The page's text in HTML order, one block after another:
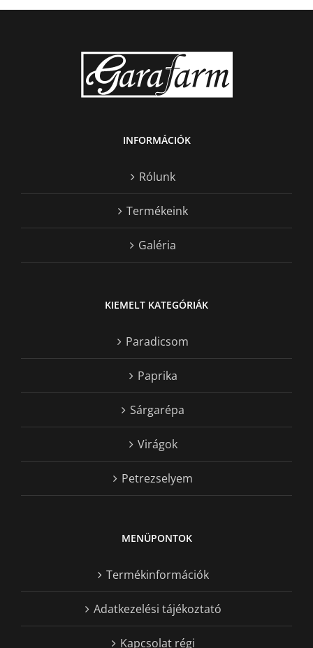
INFORMÁCIÓK
Rólunk
Termékeink
Galéria
KIEMELT KATEGÓRIÁK
Paradicsom
Paprika
Sárgarépa
Virágok
Petrezselyem
MENÜPONTOK
Termékinformációk
Adatkezelési tájékoztató
Kapcsolat régi